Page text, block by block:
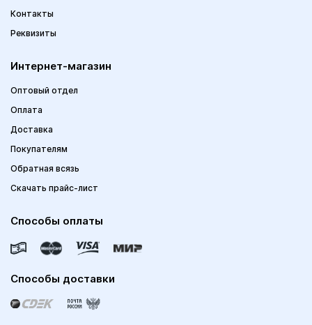
Контакты
Реквизиты
Интернет-магазин
Оптовый отдел
Оплата
Доставка
Покупателям
Обратная всязь
Скачать прайс-лист
Способы оплаты
Способы доставки